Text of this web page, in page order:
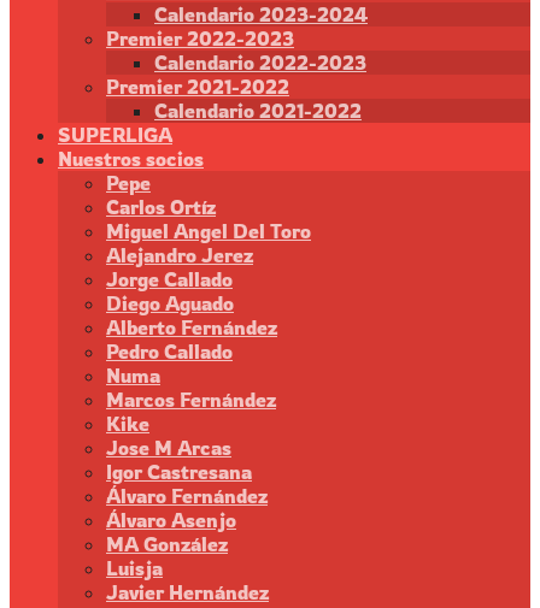
Calendario 2023-2024
Premier 2022-2023
Calendario 2022-2023
Premier 2021-2022
Calendario 2021-2022
SUPERLIGA
Nuestros socios
Pepe
Carlos Ortíz
Miguel Angel Del Toro
Alejandro Jerez
Jorge Callado
Diego Aguado
Alberto Fernández
Pedro Callado
Numa
Marcos Fernández
Kike
Jose M Arcas
Igor Castresana
Álvaro Fernández
Álvaro Asenjo
MA González
Luisja
Javier Hernández